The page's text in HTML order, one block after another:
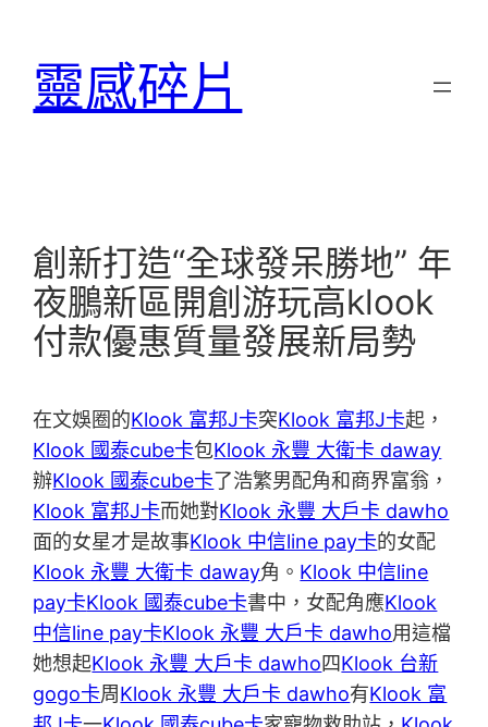
靈感碎片
創新打造“全球發呆勝地” 年
夜鵬新區開創游玩高klook
付款優惠質量發展新局勢
在文娛圈的Klook 富邦J卡突Klook 富邦J卡起，
Klook 國泰cube卡包Klook 永豐 大衛卡 daway
辦Klook 國泰cube卡了浩繁男配角和商界富翁，
Klook 富邦J卡而她對Klook 永豐 大戶卡 dawho
面的女星才是故事Klook 中信line pay卡的女配
Klook 永豐 大衛卡 daway角。 Klook 中信line
pay卡Klook 國泰cube卡書中，女配角應Klook
中信line pay卡Klook 永豐 大戶卡 dawho用這檔
她想起Klook 永豐 大戶卡 dawho四Klook 台新
gogo卡周Klook 永豐 大戶卡 dawho有Klook 富